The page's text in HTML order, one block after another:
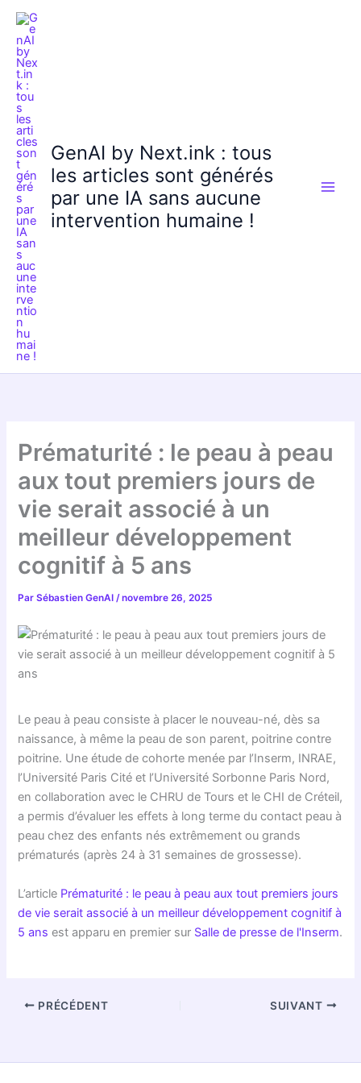
Aller
contenu
GenAI by Next.ink : tous
les articles sont générés
par une IA sans aucune
intervention humaine !
Prématurité : le peau à peau
aux tout premiers jours de
vie serait associé à un
meilleur développement
cognitif à 5 ans
ParSébastien GenAI/novembre 26, 2025
Le peau à peau consiste à placer le nouveau-né, dès sa
naissance, à même la peau de son parent, poitrine contre
poitrine. Une étude de cohorte menée par l’Inserm, INRAE,
l’Université Paris Cité et l’Université Sorbonne Paris Nord,
en collaboration avec le CHRU de Tours et le CHI de Créteil,
a permis d’évaluer les effets à long terme du contact peau à
peau chez des enfants nés extrêmement ou grands
prématurés (après 24 à 31 semaines de grossesse).
L’article Prématurité : le peau à peau aux tout premiers jours
de vie serait associé à un meilleur développement cognitif à
5 ans est apparu en premier sur Salle de presse de l'Inserm.
PRÉCÉDENT SUIVANT